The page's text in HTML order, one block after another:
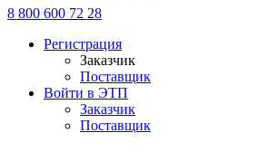
8 800 600 72 28
Регистрация
Заказчик
Поставщик
Войти в ЭТП
Заказчик
Поставщик